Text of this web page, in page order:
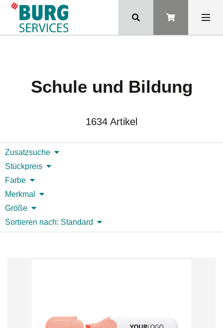
Schule und Bildung
1634 Artikel
Zusatzsuche
Stückpreis
Farbe
Merkmal
Größe
Sortieren nach: Standard